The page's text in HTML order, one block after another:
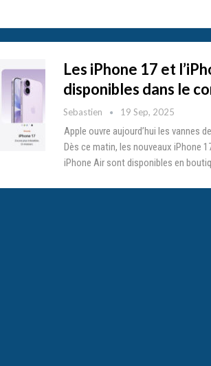
Les iPhone 17 et
disponibles dans le
Sebastien 19 Sep, 2025
Apple ouvre aujourd’hui les vannes
Dès ce matin, les nouveaux iPhone
iPhone Air sont disponibles en